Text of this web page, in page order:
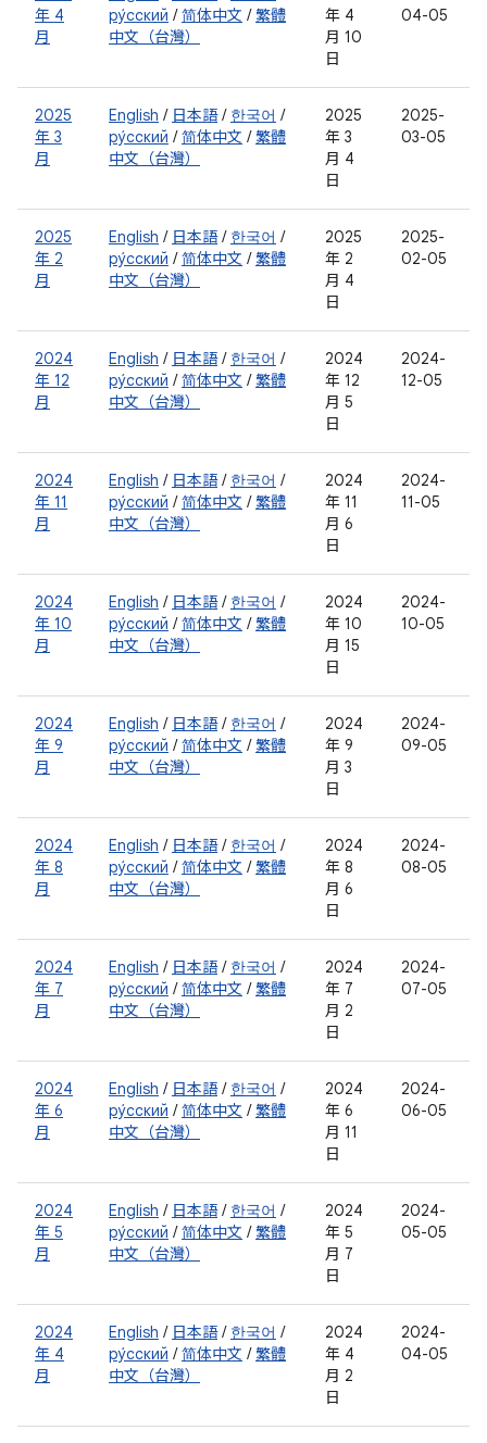
年 4
月
ру́сский /简体中文 / 繁體
中文（台灣）
年 4
月 10
日
04-05
2025
年 3
月
English / 日本語/ 한국어 /
ру́сский /简体中文 / 繁體
中文（台灣）
2025
年 3
月 4
日
2025-
03-05
2025
年 2
月
English / 日本語/ 한국어 /
ру́сский /简体中文 / 繁體
中文（台灣）
2025
年 2
月 4
日
2025-
02-05
2024
年 12
月
English / 日本語/ 한국어 /
ру́сский /简体中文 / 繁體
中文（台灣）
2024
年 12
月 5
日
2024-
12-05
2024
年 11
月
English / 日本語/ 한국어 /
ру́сский /简体中文 / 繁體
中文（台灣）
2024
年 11
月 6
日
2024-
11-05
2024
年 10
月
English / 日本語/ 한국어 /
ру́сский /简体中文 / 繁體
中文（台灣）
2024
年 10
月 15
日
2024-
10-05
2024
年 9
月
English / 日本語/ 한국어 /
ру́сский /简体中文 / 繁體
中文（台灣）
2024
年 9
月 3
日
2024-
09-05
2024
年 8
月
English / 日本語/ 한국어 /
ру́сский /简体中文 / 繁體
中文（台灣）
2024
年 8
月 6
日
2024-
08-05
2024
年 7
月
English / 日本語/ 한국어 /
ру́сский /简体中文 / 繁體
中文（台灣）
2024
年 7
月 2
日
2024-
07-05
2024
年 6
月
English / 日本語/ 한국어 /
ру́сский /简体中文 / 繁體
中文（台灣）
2024
年 6
月 11
日
2024-
06-05
2024
年 5
月
English / 日本語/ 한국어 /
ру́сский /简体中文 / 繁體
中文（台灣）
2024
年 5
月 7
日
2024-
05-05
2024
年 4
月
English / 日本語/ 한국어 /
ру́сский /简体中文 / 繁體
中文（台灣）
2024
年 4
月 2
日
2024-
04-05